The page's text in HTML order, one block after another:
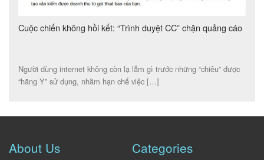
Cuộc chiến không hồi kết: “Trình duyệt CC” chặn quảng cáo
Người dùng internet không còn lạ lẫm gì trước những “chiêu” được
“hãng Y” sử dụng, nhằm hạn chế việc […]
About Us Categories